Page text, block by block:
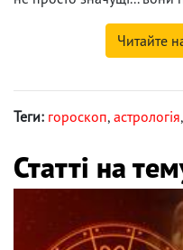
Читайте
Теги: гороскоп, астрологія,
Статті на